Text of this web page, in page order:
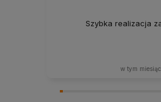
Szybka realizacja
w tym